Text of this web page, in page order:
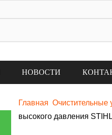
Пн-пт - с
НОВОСТИ
Главная Очистительные
высокого давления